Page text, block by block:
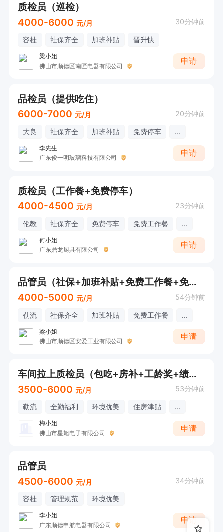
质检员（巡检）
4000-6000 元/月 30分钟前
容桂 社保齐全 加班补贴 晋升快
梁小姐
佛山市顺德区南匠电器有限公司
申请
品检员（提供吃住）
6000-7000 元/月 20分钟前
大良 社保齐全 加班补贴 免费停车 ...
李先生
广东俊一明玻璃科技有限公司
申请
质检员（工作餐+免费停车）
4000-4500 元/月 23分钟前
伦教 社保齐全 免费停车 免费工作餐 ...
何小姐
广东鼎龙厨具有限公司
申请
品管员（社保+加班补贴+免费工作餐+免费体检+带薪年假）
4000-5000 元/月 54分钟前
勒流 社保齐全 加班补贴 免费工作餐 ...
梁小姐
佛山市顺德区安爱工业有限公司
申请
车间拉上质检员（包吃+房补+工龄奖+绩效奖+全勤奖）
3500-6000 元/月 53分钟前
勒流 全勤福利 环境优美 住房津贴 ...
梅小姐
佛山市星旭电子有限公司
申请
品管员
4500-6000 元/月 34分钟前
容桂 管理规范 环境优美
李小姐
广东顺德申航电器有限公司
申请